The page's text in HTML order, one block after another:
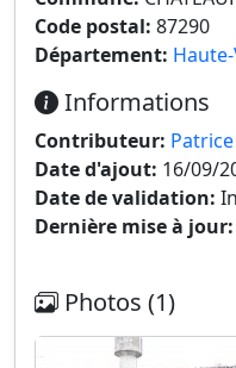
Code postal: 87290
Département:
Informations
Contributeur: Patrice
Date d'ajout: 16/09/
Date de validation:
Dernière mise à jour:
Photos (1)